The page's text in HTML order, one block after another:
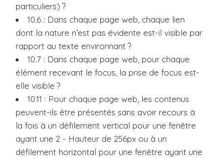
particuliers) ?
10.6 : Dans chaque page web, chaque lien
dont la nature n’est pas évidente est-il visible par
rapport au texte environnant ?
10.7 : Dans chaque page web, pour chaque
élément recevant le focus, la prise de focus est-
elle visible ?
10.11 : Pour chaque page web, les contenus
peuvent-ils être présentés sans avoir recours à
la fois à un défilement vertical pour une fenêtre
ayant une 2 - Hauteur de 256px ou à un
défilement horizontal pour une fenêtre ayant une